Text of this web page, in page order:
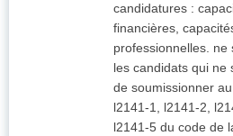
candidatures :
financières,
professionnelles.
les candidats qui ne
de soumissionner
l2141-1, l2141-2,
l2141-5 du code de